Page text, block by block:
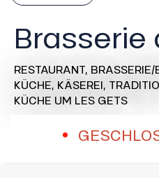
Brasserie
RESTAURANT, BRASSERIE/
KÜCHE, KÄSEREI,
KÜCHE UM LES GETS